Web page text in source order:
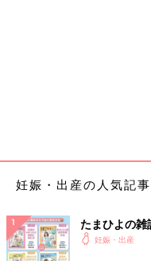
妊娠・出産の人気記
たまひよの雑
妊娠・出産